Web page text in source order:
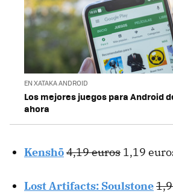
EN XATAKA ANDROID
Los mejores juegos para Android
ahora
Kenshō4,19 euros 1,19
Lost Artifacts: Soulstone